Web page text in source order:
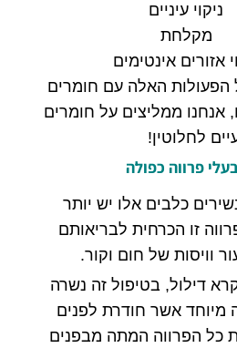
ניקוי עיניים
מקלחת
אזורים אינטימים
האלה עם חומרים
, אנחנו ממליצים על חומרים
לחלוטין!
פרווה כפולה
כלבים אלו יש יותר
זו הכרחית לבריאותם
וויסות של חום וקור.
דילול, בטיפול זה נשרה
אשר חודרת לפנים
כל הפרווה המתה מבפנים